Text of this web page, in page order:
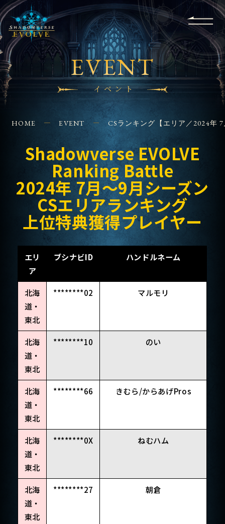
Q&A
EVENT SHOPS
FOR
BEGINNERS
APPLICATION
CONTACT
EVENT
イベント
HOME EVENT CSランキング【エリア／2024年
Shadowverse EVOLVE
Ranking Battle
2024年 7月～9月シーズン
CSエリアランキング
上位特典獲得プレイヤー
エリ
ア
ブシナビID ハンドルネーム
北海
道・
東北
********02 マルモリ
北海
道・
東北
********10 のい
北海
道・
東北
********66 きむら/からあげPros
北海
道・
東北
********0X ねむハム
北海
道・
東北
********27 朝倉